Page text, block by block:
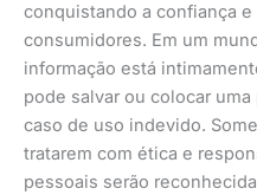
conquistando a confiança
consumidores. Em um
informação está
pode salvar ou colocar
caso de uso indevido.
tratarem com ética e
pessoais serão